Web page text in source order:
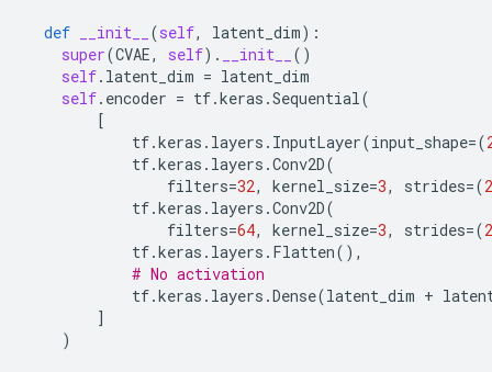
def __init__ (self, latent_dim):
super(CVAE, self) . __init__
()
self. latent_dim = latent_dim
self. encoder = tf.keras .Sequential(
[
tf.keras . layers . InputLayer(input_shape=(
tf.keras . layers .Conv2D(
filters=32, kernel_size=3, strides=(2
tf.keras . layers .Conv2D(
filters=64, kernel_size=3, strides=(2
tf.keras . layers . Flatten(),
# No activation
tf.keras . layers .Dense(latent_dim +
]
)